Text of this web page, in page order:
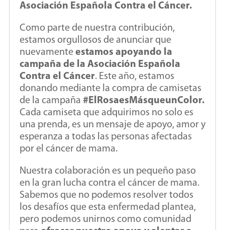
Asociación Española Contra el Cáncer.
Como parte de nuestra contribución,
estamos orgullosos de anunciar que
nuevamente estamos apoyando la
campaña de la Asociación Española
Contra el Cáncer. Este año, estamos
donando mediante la compra de camisetas
de la campaña #ElRosaesMásqueunColor.
Cada camiseta que adquirimos no solo es
una prenda, es un mensaje de apoyo, amor y
esperanza a todas las personas afectadas
por el cáncer de mama.
Nuestra colaboración es un pequeño paso
en la gran lucha contra el cáncer de mama.
Sabemos que no podemos resolver todos
los desafíos que esta enfermedad plantea,
pero podemos unirnos como comunidad